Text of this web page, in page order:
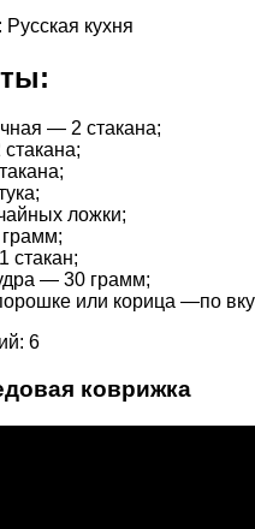
кухня
— 2 стакана;
ложки;
стакан;
— 30 грамм;
или корица —по
6
коврижка